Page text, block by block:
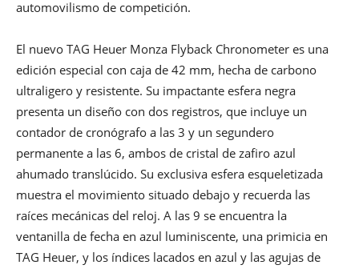
automovilismo de competición.
El nuevo TAG Heuer Monza Flyback Chronometer es una
edición especial con caja de 42 mm, hecha de carbono
ultraligero y resistente. Su impactante esfera negra
presenta un diseño con dos registros, que incluye un
contador de cronógrafo a las 3 y un segundero
permanente a las 6, ambos de cristal de zafiro azul
ahumado translúcido. Su exclusiva esfera esqueletizada
muestra el movimiento situado debajo y recuerda las
raíces mecánicas del reloj. A las 9 se encuentra la
ventanilla de fecha en azul luminiscente, una primicia en
TAG Heuer, y los índices lacados en azul y las agujas de